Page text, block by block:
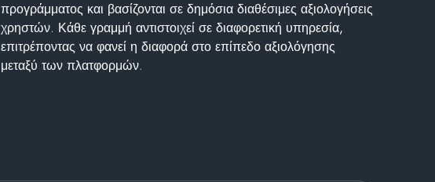
προγράμματος και βασίζονται σε δημόσια διαθέσιμες αξιολογήσεις
χρηστών. Κάθε γραμμή αντιστοιχεί σε διαφορετική υπηρεσία,
επιτρέποντας να φανεί η διαφορά στο επίπεδο αξιολόγησης
μεταξύ των πλατφορμών.